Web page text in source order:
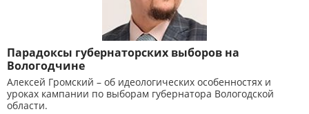
Парадоксы губернаторских выборов на
Вологодчине
Алексей Громский – об идеологических особенностях и
уроках кампании по выборам губернатора Вологодской
области.